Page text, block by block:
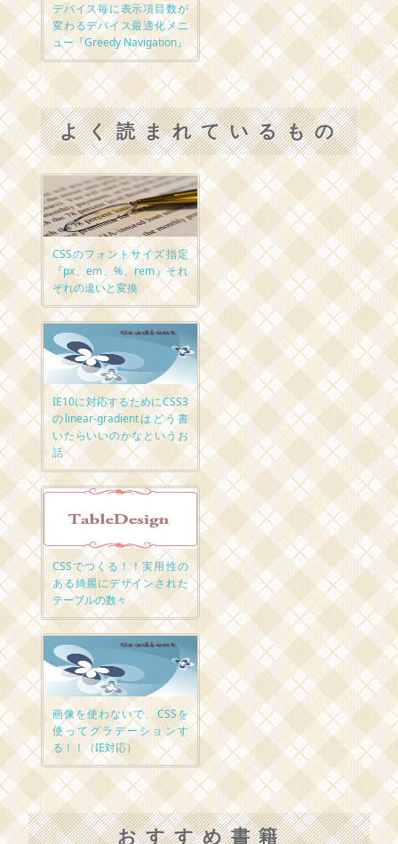
デバイス毎に表示項目数が
変わるデバイス最適化メニ
ュー『Greedy Navigation』
よく読まれているもの
CSSのフォントサイズ指定
『px、em、%、rem』それ
ぞれの違いと変換
IE10に対応するためにCSS3
のlinear-gradientはどう書
いたらいいのかなというお
話
CSSでつくる！！実用性の
ある綺麗にデザインされた
テーブルの数々
画像を使わないで、CSSを
使ってグラデーションす
る！！（IE対応）
おすすめ書籍